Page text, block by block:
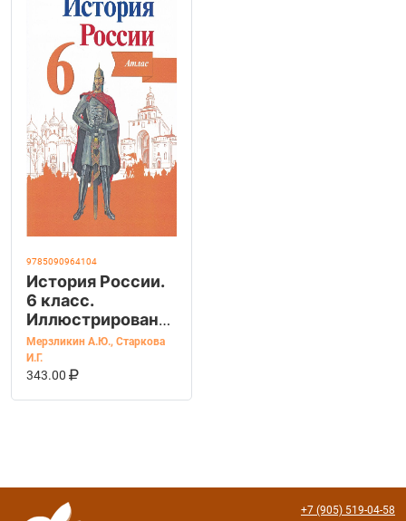
9785090964104
История России.
6 класс.
Иллюстрированный
атлас
Мерзликин А.Ю., Старкова
И.Г.
343.00
В КОРЗИНУ
+7 (905) 519-04-58